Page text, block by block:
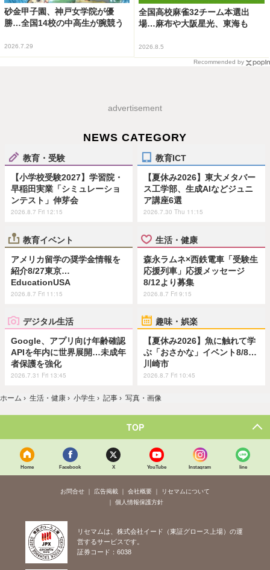
砂金甲子園、神戸女学院が優
勝…全国14校の中高生が腕競う
2026.7.29
全国高校麻雀32チーム本選出
場…麻布や大阪星光、東海も
2026.8.5
Recommended by
advertisement
NEWS CATEGORY
教育・受験
【小学校受験2027】学習院・
早稲田実業「シミュレーショ
ンテスト」伸芽会
2026.8.7 Fri 12:15
教育ICT
【夏休み2026】東大メタバー
ス工学部、生成AIなどジュニ
ア講座6選
2026.7.30 Thu 11:15
教育イベント
アメリカ留学の奨学金情報を
紹介8/27東京…
EducationUSA
2026.8.7 Fri 11:15
生活・健康
森永ラムネ×西鉄電車「受験生
応援列車」応援メッセージ
8/12より募集
2026.8.7 Fri 9:15
デジタル生活
Google、アプリ向け年齢確認
APIを年内に世界展開…未成年
者保護を強化
2026.7.31 Fri 13:45
趣味・娯楽
【夏休み2026】魚に触れて学
ぶ「おさかな」イベント8/8…
川崎市
2026.8.7 Fri 10:45
ホーム › 生活・健康 › 小学生 › 記事 › 写真・画像
TOP
Home Facebook X YouTube Instagram line
お問合せ 広告掲載 会社概要
リセマムについて
個人情報保護方針
リセマムは、株式会社イード（東証グロース上場）の運
営するサービスです。
証券コード：6038